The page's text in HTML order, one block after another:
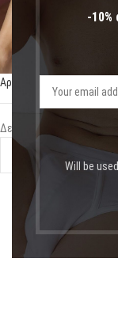
-
Will be
Αρχική σελίδα
Δεν βρέθηκε κανένα